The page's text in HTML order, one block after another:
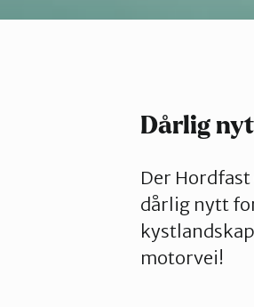
Dårlig
Der
dårlig nytt
motorvei!